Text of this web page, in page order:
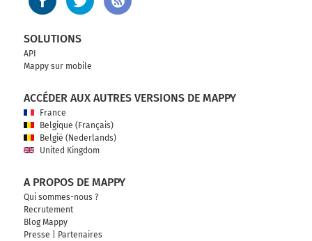
SOLUTIONS
API
Mappy sur mobile
ACCÉDER AUX AUTRES VERSIONS DE MAPPY
France
Belgique (Français)
België (Nederlands)
United Kingdom
A PROPOS DE MAPPY
Qui sommes-nous ?
Recrutement
Blog Mappy
Presse
Partenaires